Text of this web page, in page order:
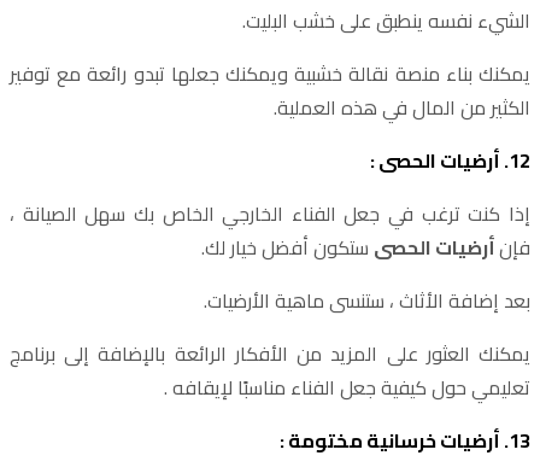
الشيء نفسه ينطبق على خشب البليت.
يمكنك بناء منصة نقالة خشبية ويمكنك جعلها تبدو رائعة مع توفير
الكثير من المال في هذه العملية.
12. أرضيات الحصى :
إذا كنت ترغب في جعل الفناء الخارجي الخاص بك سهل الصيانة ،
فإنأرضيات الحصى ستكون أفضل خيار لك.
بعد إضافة الأثاث ، ستنسى ماهية الأرضيات.
يمكنك العثور على المزيد من الأفكار الرائعة بالإضافة إلى برنامج
تعليمي حول كيفية جعل الفناء مناسبًا لإيقافه .
13. أرضيات خرسانية مختومة :